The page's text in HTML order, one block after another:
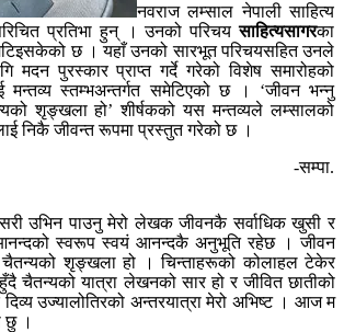
नवराज लम्साल नेपाली साहित्य
प्रतिभा हुन् । उनको परिचयसाहित्यसागरका
छ । यहाँ उनको सारभूत परिचयसहित उनले
मदन पुरस्कार प्राप्त गर्दे गरेको विशेष समारोहको
मन्तव्य स्तम्भअन्तर्गत समेटिएको छ । ‘जीवन भन्नु
शृङ्खला हो’ शीर्षकको यस मन्तव्यले लम्सालको
निकै जीवन्त रूपमा प्रस्तुत गरेको छ ।
-सम्पा.
उभिन पाउनु मेरो लेखक जीवनकै सर्वाधिक खुसी र
स्वरूप स्वयं आनन्दकै अनुभूति रहेछ । जीवन
चैतन्यको शृङ्खला हो । चिन्ताहरूको कोलाहल टेकेर
हुँदै चैतन्यको यात्रा लेखनको सार हो र जीवित छातीको
उज्यालोतिरको अन्तरयात्रा मेरो अभिष्ट । आज म
छु ।